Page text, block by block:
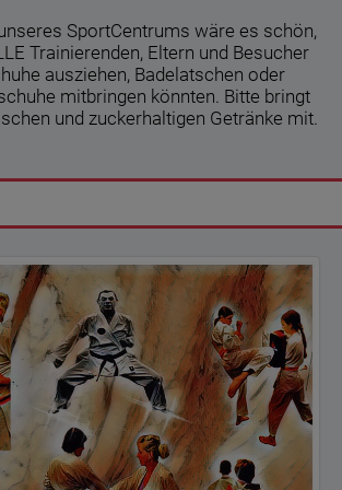
SportCentrums wäre es schön,
Trainierenden, Eltern und Besucher
ausziehen, Badelatschen oder
mitbringen könnten. Bitte bringt
und zuckerhaltigen Getränke mit.